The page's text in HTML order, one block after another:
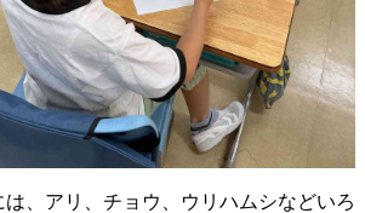
は、アリ、チョウ、ウリハムシなどいろ